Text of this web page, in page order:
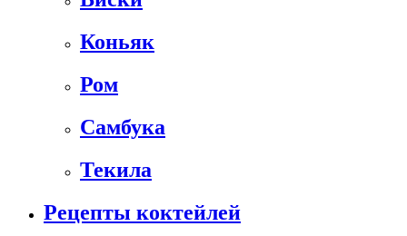
Коньяк
Ром
Самбука
Текила
Рецепты коктейлей